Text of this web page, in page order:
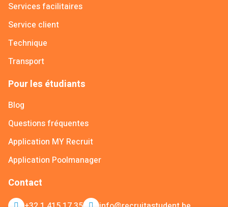
Services facilitaires
Service client
Technique
Transport
Pour les étudiants
Blog
Questions fréquentes
Application MY Recruit
Application Poolmanager
Contact